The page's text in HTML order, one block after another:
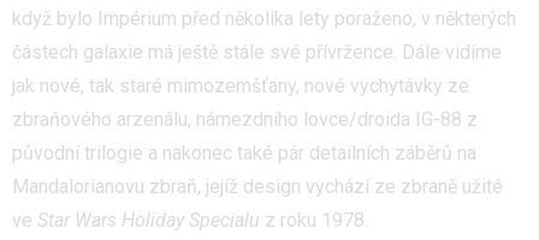
když bylo Impérium před několika lety poraženo, v některých
částech galaxie má ještě stále své přívržence. Dále vidíme
jak nové, tak staré mimozemšťany, nové vychytávky ze
zbraňového arzenálu, námezdního lovce/droida IG-88 z
původní trilogie a nakonec také pár detailních záběrů na
Mandalorianovu zbraň, jejíž design vychází ze zbraně užité
ve Star Wars Holiday Specialu z roku 1978.